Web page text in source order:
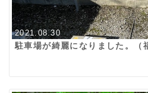
2021.08.30
駐車場が綺麗になりました。（